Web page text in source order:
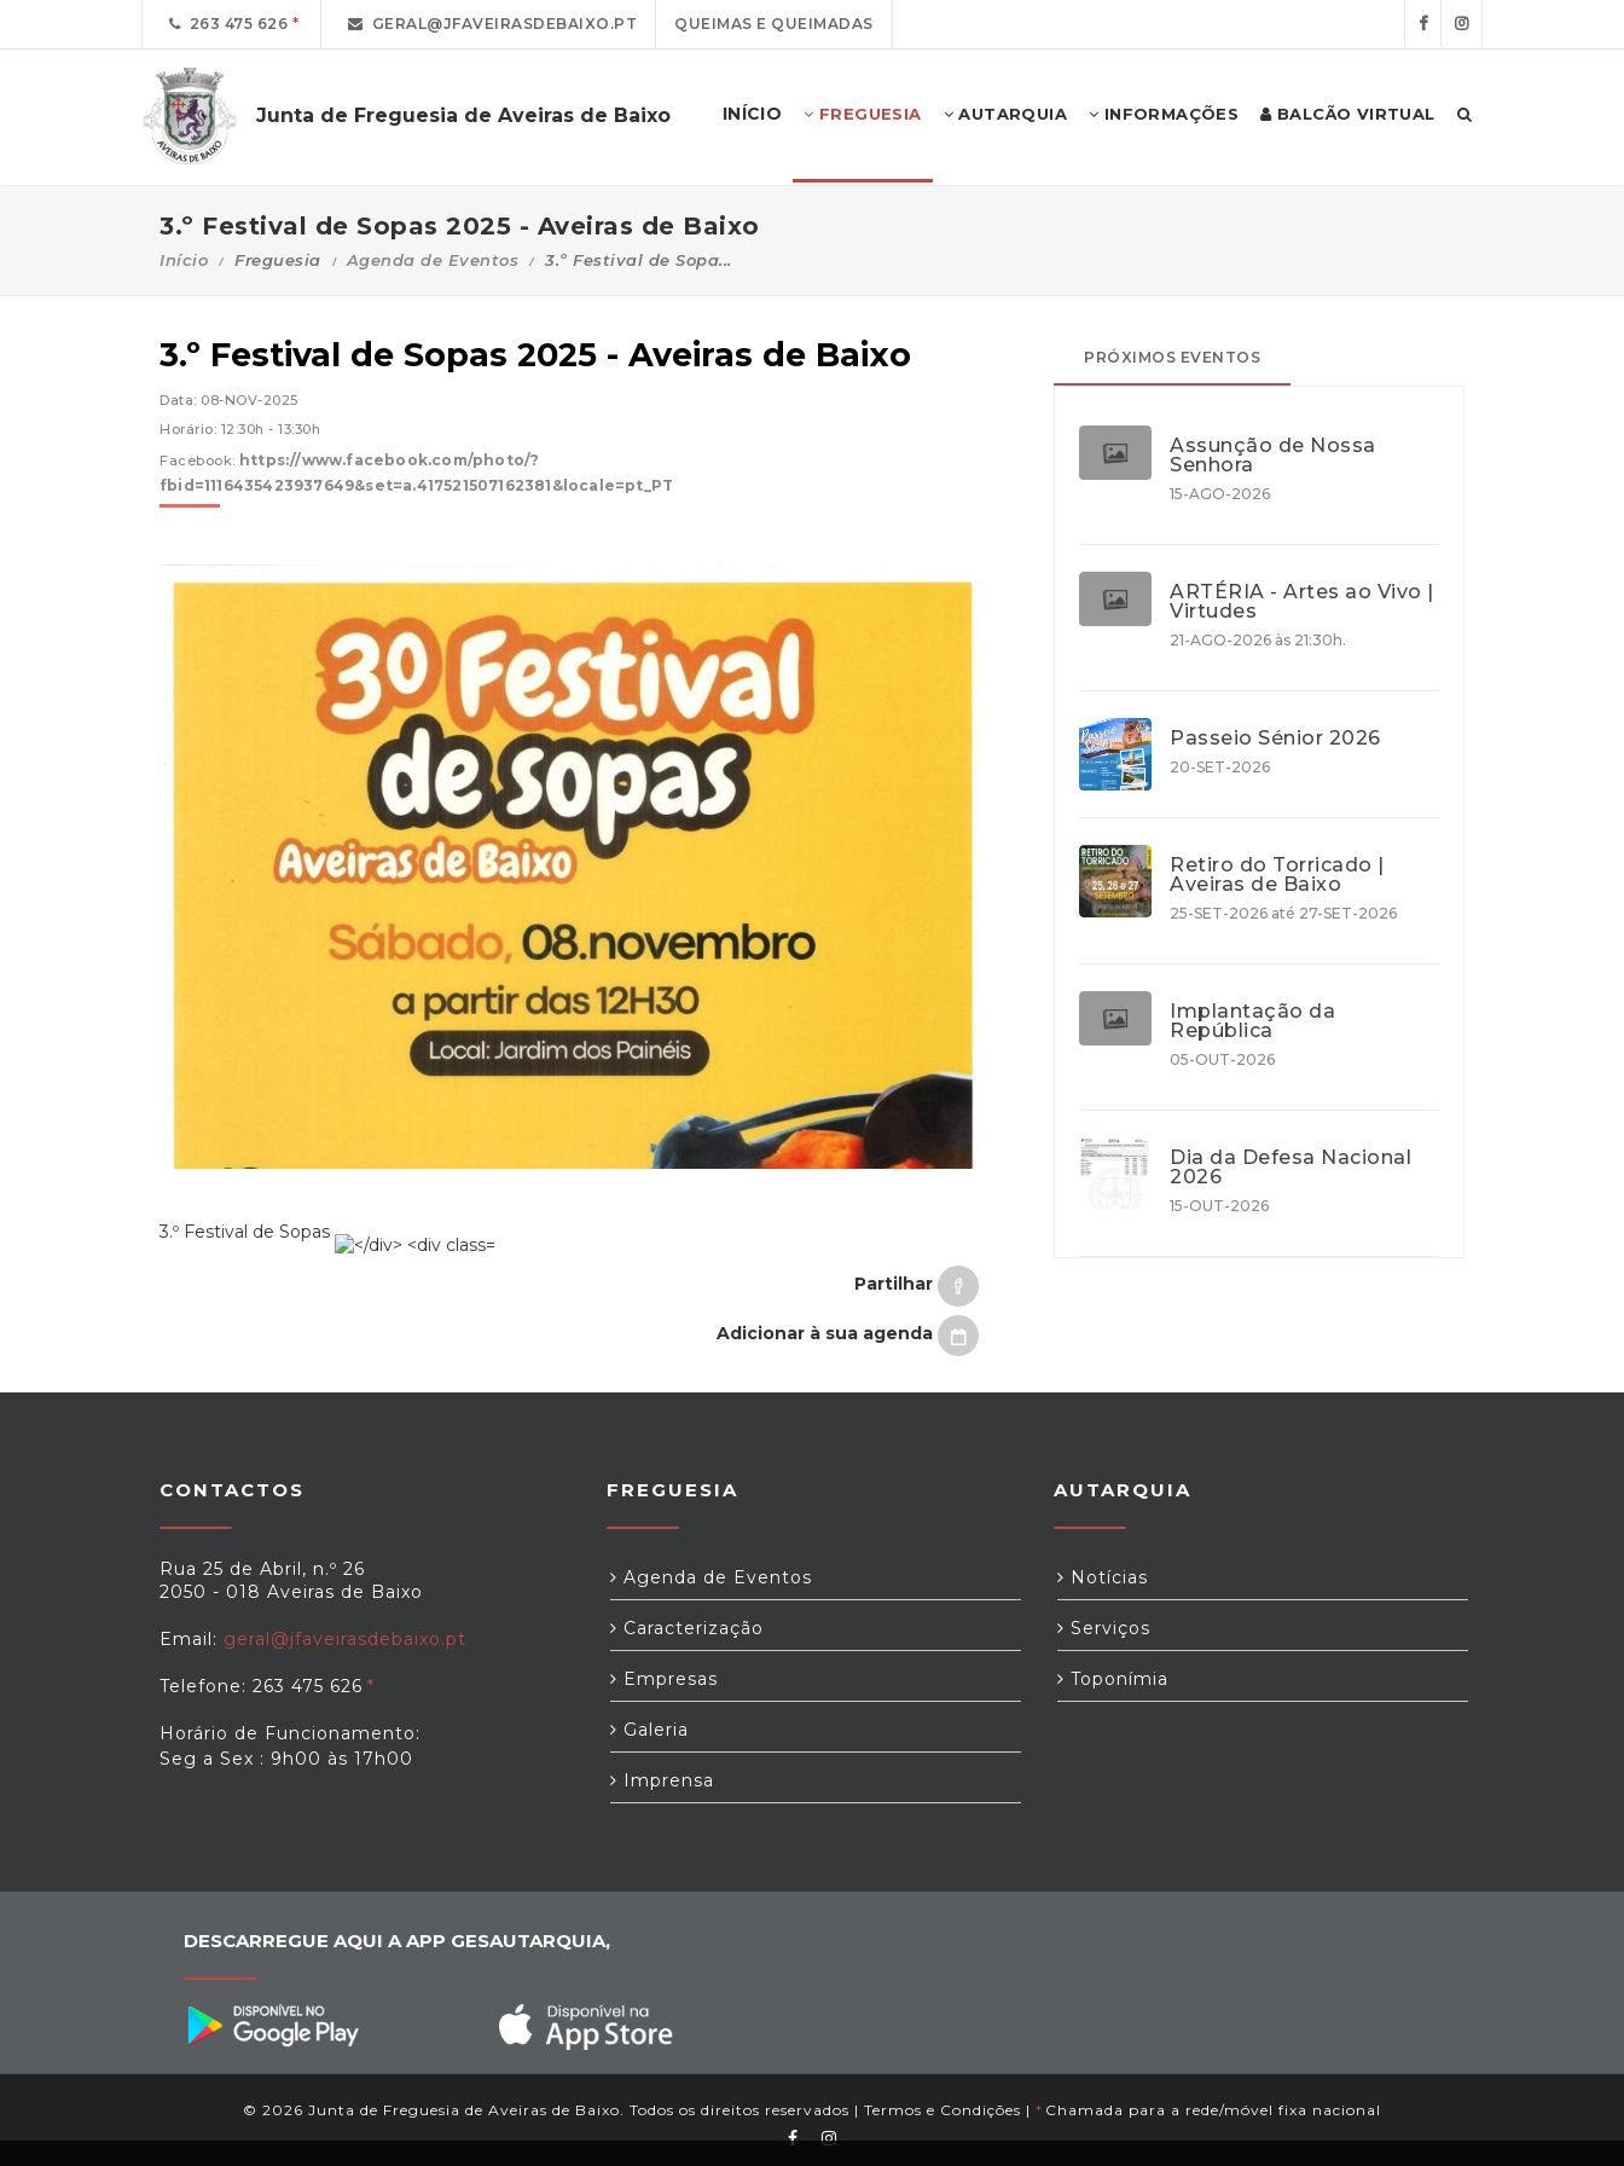
263 475 626 GERAL@JFAVEIRASDEBAIXO.PT QUEIMAS E QUEIMADAS
Junta de Freguesia de Aveiras de Baixo INÍCIO FREGUESIA AUTARQUIA INFORMAÇÕES BALCÃO VIRTUAL
3.º Festival de Sopas 2025 - Aveiras de Baixo
Início Freguesia Agenda de Eventos 3.º Festival de Sopa...
3.º Festival de Sopas 2025 - Aveiras de Baixo
Data: 08-NOV-2025
Horário: 12:30h - 13:30h
Facebook: https://www.facebook.com/photo/?
fbid=1116435423937649&set=a.417521507162381&locale=pt_PT
3.º Festival de Sopas
Partilhar
Adicionar à sua agenda
PRÓXIMOS EVENTOS
Assunção de Nossa
Senhora
15-AGO-2026
ARTÉRIA - Artes ao Vivo |
Virtudes
21-AGO-2026 às 21:30h.
Passeio Sénior 2026
20-SET-2026
Retiro do Torricado |
Aveiras de Baixo
25-SET-2026 até 27-SET-2026
Implantação da
República
05-OUT-2026
Dia da Defesa Nacional
2026
15-OUT-2026
CONTACTOS
Rua 25 de Abril, n.º 26
2050 - 018 Aveiras de Baixo
Email: geral@jfaveirasdebaixo.pt
Telefone: 263 475 626
Horário de Funcionamento:
Seg a Sex : 9h00 às 17h00
FREGUESIA
Agenda de Eventos
Caracterização
Empresas
Galeria
Imprensa
AUTARQUIA
Notícias
Serviços
Toponímia
DESCARREGUE AQUI A APP GESAUTARQUIA,
© 2026 Junta de Freguesia de Aveiras de Baixo. Todos os direitos reservados | Termos e Condições | * Chamada para a rede/móvel fixa nacional